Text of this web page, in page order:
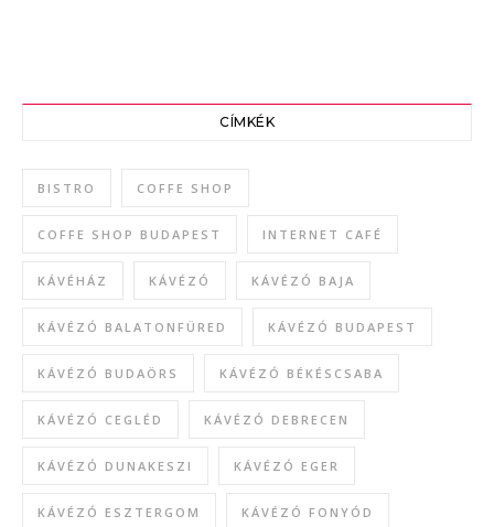
CÍMKÉK
BISTRO COFFE SHOP
COFFE SHOP BUDAPEST INTERNET CAFÉ
KÁVÉHÁZ KÁVÉZÓ KÁVÉZÓ BAJA
KÁVÉZÓ BALATONFÜRED KÁVÉZÓ BUDAPEST
KÁVÉZÓ BUDAÖRS KÁVÉZÓ BÉKÉSCSABA
KÁVÉZÓ CEGLÉD KÁVÉZÓ DEBRECEN
KÁVÉZÓ DUNAKESZI KÁVÉZÓ EGER
KÁVÉZÓ ESZTERGOM KÁVÉZÓ FONYÓD